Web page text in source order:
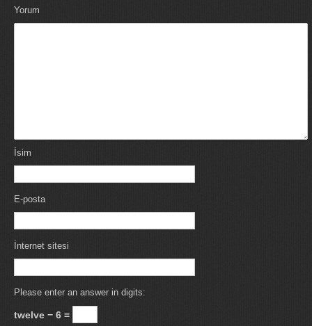
Yorum
İsim
E-posta
İnternet sitesi
Please enter an answer in digits:
twelve − 6 =